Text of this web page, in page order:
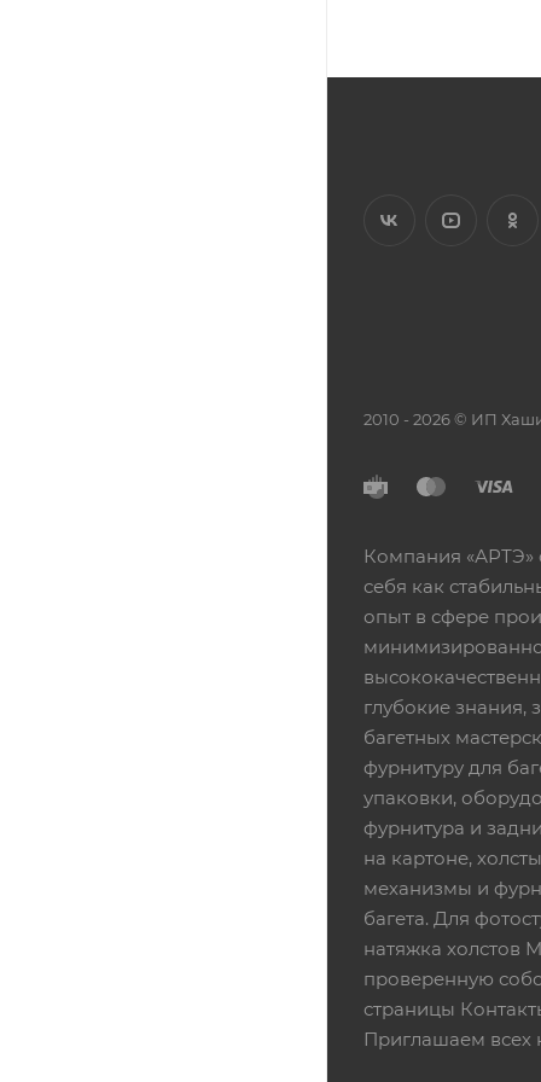
2010 - 2026 © ИП
Компания «АРТЭ»
себя как
опыт в сфере
глубокие
багетных
фурнитуру для
упаковки,
фурнитура и
на картоне,
механизмы и
багета. Для
натяжка холстов
проверенную
страницы
Приглашаем всех